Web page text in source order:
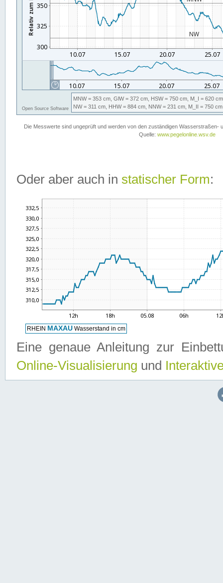
Oder aber auch in statischer Form:
Eine genaue Anleitung zur
Online-Visualisierung und